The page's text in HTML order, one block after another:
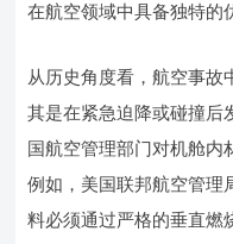
在航空领域中具备独特的
从历史角度看，航空事故
其是在紧急迫降或碰撞后
国航空管理部门对机舱内
例如，美国联邦航空管理
料必须通过严格的垂直燃